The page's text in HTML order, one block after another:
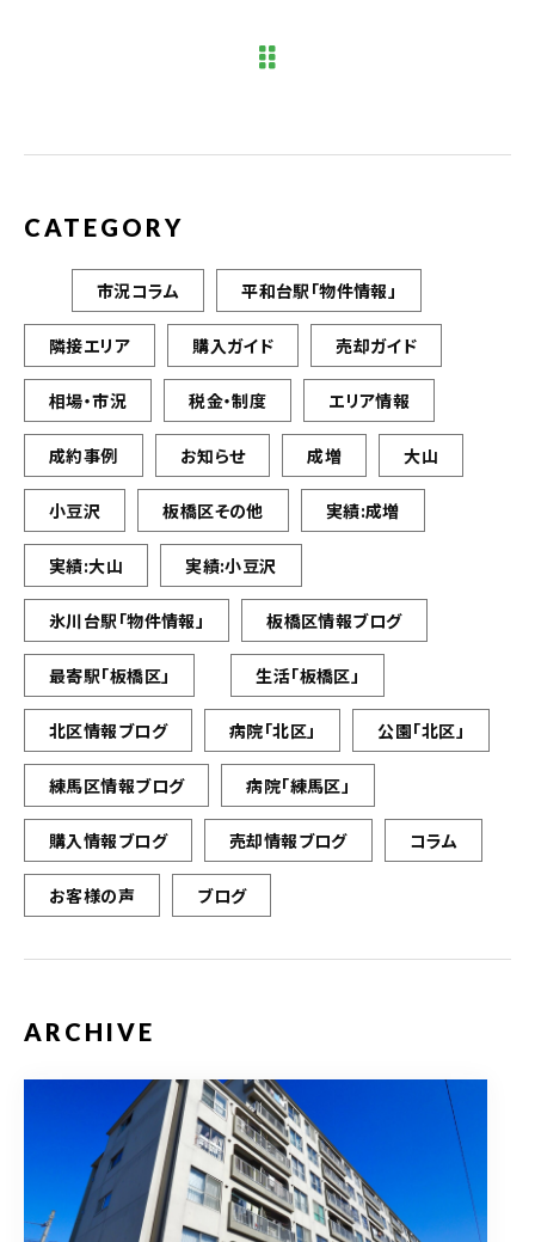
CATEGORY
市況コラム 平和台駅「物件情報」
隣接エリア 購入ガイド 売却ガイド
相場・市況 税金・制度 エリア情報
成約事例 お知らせ 成増 大山
小豆沢 板橋区その他 実績:成増
実績:大山 実績:小豆沢
氷川台駅「物件情報」 板橋区情報ブログ
最寄駅「板橋区」 生活「板橋区」
北区情報ブログ 病院「北区」 公園「北区」
練馬区情報ブログ 病院「練馬区」
購入情報ブログ 売却情報ブログ コラム
お客様の声 ブログ
ARCHIVE